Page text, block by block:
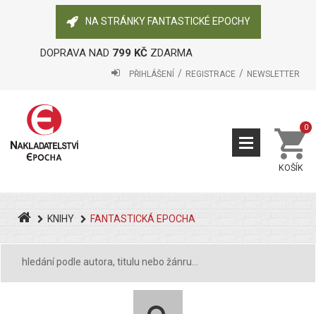
NA STRÁNKY FANTASTICKÉ EPOCHY
DOPRAVA NAD 799 KČZDARMA
PŘIHLÁŠENÍ REGISTRACE NEWSLETTER
KOŠÍK
0
KNIHY FANTASTICKÁ EPOCHA